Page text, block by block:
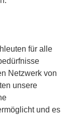
für alle
Netzwerk von
unsere
und es